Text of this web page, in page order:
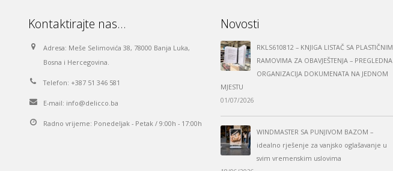
Kontaktirajte nas…
Adresa: Meše Selimovića 38, 78000 Banja Luka,
Bosna i Hercegovina.
Telefon: +387 51 346 581
E-mail: info@delicco.ba
Radno vrijeme: Ponedeljak - Petak / 9:00h - 17:00h
Novosti
RKLS610812 – KNJIGA LISTAČ SA PLASTIČNIM
RAMOVIMA ZA OBAVJEŠTENJA – PREGLEDNA
ORGANIZACIJA DOKUMENATA NA JEDNOM
MJESTU
01/07/2026
WINDMASTER SA PUNJIVOM BAZOM –
idealno rješenje za vanjsko oglašavanje u
svim vremenskim uslovima